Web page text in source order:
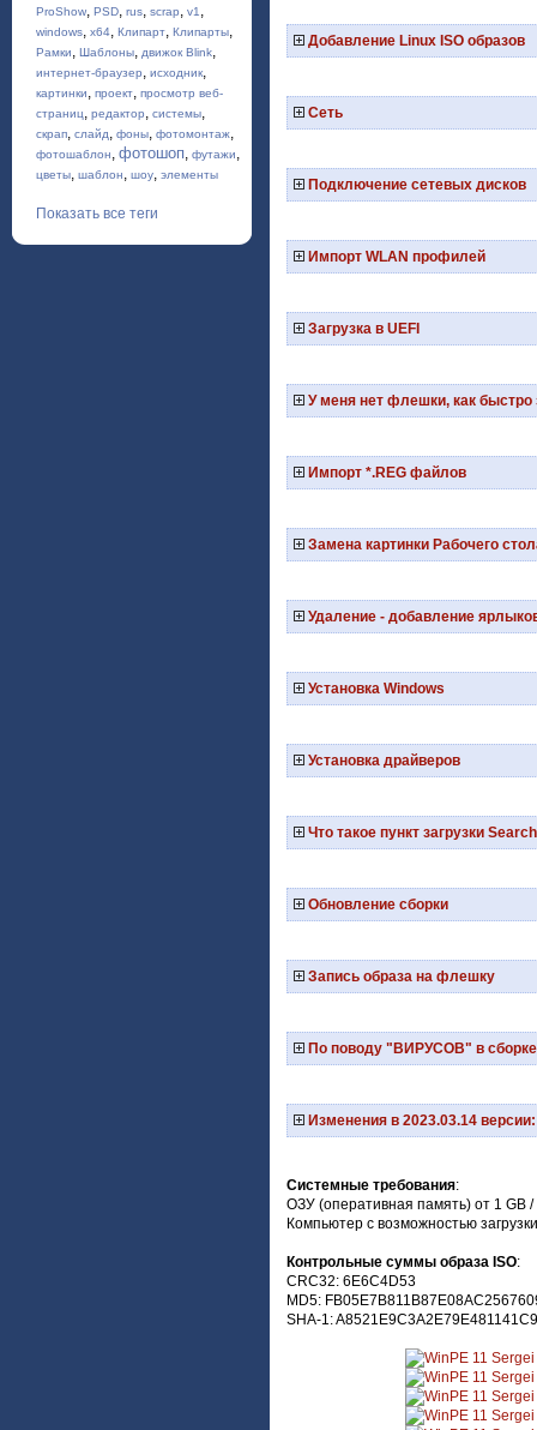
ProShow, PSD, rus, scrap, v1 ,
windows, x64, Клипарт, Клипарты,
Рамки, Шаблоны, движок Blink,
интернет-браузер, исходник,
картинки, проект, просмотр веб-
страниц, редактор, системы,
скрап, слайд, фоны, фотомонтаж,
фотошаблон, фотошоп, футажи,
цветы, шаблон, шоу, элементы
Показать все теги
Добавление Linux ISO образов
Сеть
Подключение сетевых дисков
Импорт WLAN профилей
Загрузка в UEFI
У меня нет флешки, как быстро
Импорт *.REG файлов
Замена картинки Рабочего
Удаление - добавление
Установка Windows
Установка драйверов
Что такое пункт загрузки
Обновление сборки
Запись образа на флешку
По поводу "ВИРУСОВ" в сборке
Изменения в 2023.03.14 версии:
Системные требования:
ОЗУ (оперативная память) от 1 GB
Компьютер с возможностью
Контрольные суммы образа ISO:
CRC32: 6E6C4D53
MD5:
SHA-1: